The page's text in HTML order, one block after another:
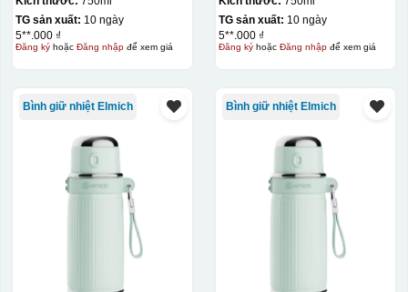
TG sản xuất: 10 ngày
5**.000 ₫
Đăng kýhoặc Đăng nhậpđể xem giá
TG sản xuất: 10 ngày
5**.000 ₫
Đăng kýhoặc Đăng nhậpđể xem giá
Bình giữ nhiệt Elmich Bình giữ nhiệt Elmich